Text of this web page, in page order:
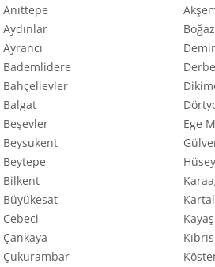
Anıttepe
Aydınlar
Ayrancı
Bademlidere
Bahçelievler
Balgat
Beşevler
Beysukent
Beytepe
Bilkent
Büyükesat
Cebeci
Çankaya
Çukurambar
Ege
Kayaş